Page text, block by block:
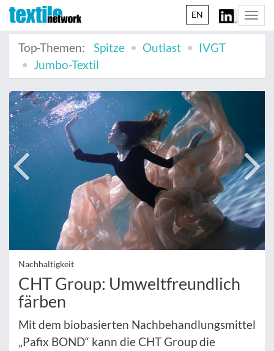
EN
Top-Themen: Spitze Outlast
IVGT
Jumbo-Textil
Nachhaltigkeit
CHT Group: Umweltfreundlich
färben
Mit dem biobasierten Nachbehandlungsmittel
„Pafix BOND“ kann die CHT Group die